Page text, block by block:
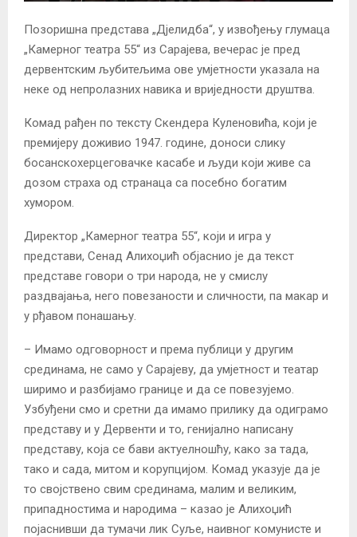
Позоришна представа „Дјелидба“, у извођењу глумаца
„Камерног театра 55“ из Сарајева, вечерас је пред
дервентским љубитељима ове умјетности указала на
неке од непролазних навика и вриједности друштва.
Комад рађен по тексту Скендера Куленовића, који је
премијеру доживио 1947. године, доноси слику
босанскохерцеговачке касабе и људи који живе са
дозом страха од странаца са посебно богатим
хумором.
Директор „Камерног театра 55“, који и игра у
представи, Сенад Алихоџић објаснио је да текст
представе говори о три народа, не у смислу
раздвајања, него повезаности и сличности, па макар и
у рђавом понашању.
– Имамо одговорност и према публици у другим
срединама, не само у Сарајеву, да умјетност и театар
ширимо и разбијамо границе и да се повезујемо.
Узбуђени смо и сретни да имамо прилику да одиграмо
представу и у Дервенти и то, генијално написану
представу, која се бави актуелношћу, како за тада,
тако и сада, митом и корупцијом. Комад указује да је
то својствено свим срединама, малим и великим,
припадностима и народима – казао је Алихоџић
појаснивши да тумачи лик Суље, наивног комунисте и